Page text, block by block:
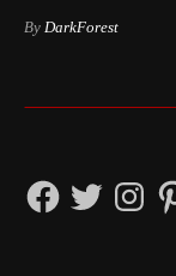
By DarkForest
FacebookTwitter